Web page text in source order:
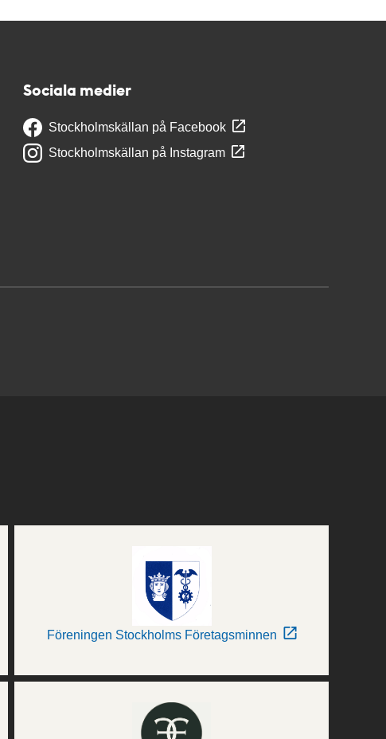
Sociala medier
Stockholmskällan på Facebook
Stockholmskällan på Instagram
Föreningen Stockholms Företagsminnen